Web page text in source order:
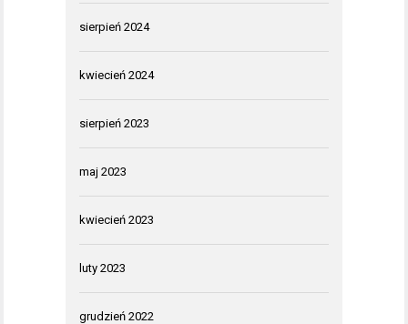
sierpień 2024
kwiecień 2024
sierpień 2023
maj 2023
kwiecień 2023
luty 2023
grudzień 2022